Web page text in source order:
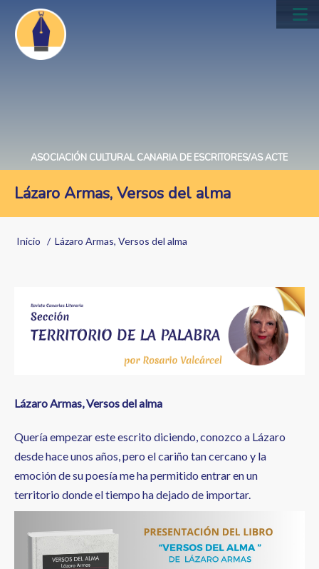
Pasar
contenido
principal
ASOCIACIÓN CULTURAL CANARIA DE ESCRITORES/AS ACTE
Lázaro Armas, Versos del alma
Sobrescribir
ayuda
a
la
navegación
Inicio Lázaro Armas, Versos del alma
Lázaro Armas, Versos del alma
Quería empezar este escrito diciendo, conozco a Lázaro
desde hace unos años, pero el cariño tan cercano y la
emoción de su poesía me ha permitido entrar en un
territorio donde el tiempo ha dejado de importar.